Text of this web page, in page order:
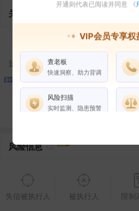
关联企业
法定代表人 在
控制企业 所属集团 合
风险信息
失信被执行人 被执行人 限制
开通则代表已阅读并同意 《
VIP会员专享权
查老板
快速洞察、助力背调
风险扫描
实时监测、隐患预警
权益说明 VIP会员
风险扫描